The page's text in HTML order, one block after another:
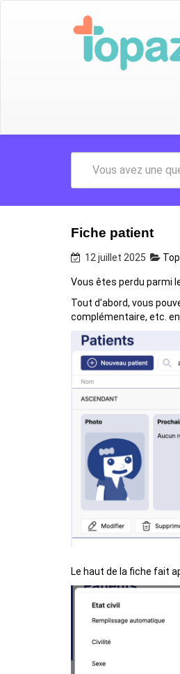
Fiche patient
12 juillet 2025
Vous êtes perdu parmi
Tout d’abord, vous
complémentaire, etc.
Le haut de la fiche fait